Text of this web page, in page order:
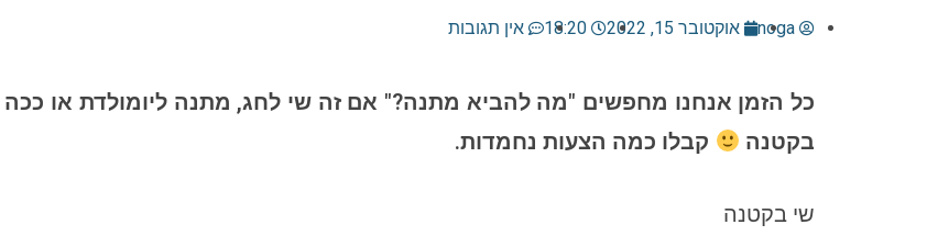
noga אוקטובר 15, 2022 18:20 אין תגובות
כל הזמן אנחנו מחפשים "מה להביא מתנה?" אם זה שי לחג, מתנה ליומולדת או
בקטנה
קבלו כמה הצעות נחמדות.
שי בקטנה